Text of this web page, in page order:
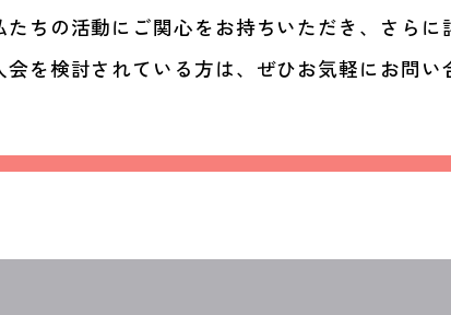
たちの活動にご関心をお持ちいただき、さら
会を検討されている方は、ぜひお気軽にお問い